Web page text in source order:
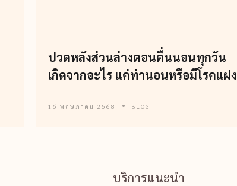
ปวดหลังส่วนล่างตอนตื่นนอนทุกวัน
เกิดจากอะไร แค่ท่านอนหรือมีโรคแฝง
16 พฤษภาคม 2568 BLOG
บริการแนะนำ